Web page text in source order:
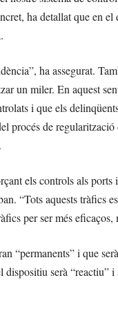
ha detallat que en
ha assegurat.
un miler. En aquest
i que els
procés de
els controls als
“Tots aquests tràfics
per ser més
“permanents” i que
serà “reactiu” i